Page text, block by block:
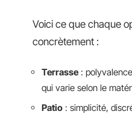
Voici ce que chaque
concrètement :
Terrasse :
qui varie selon le
Patio : simplicité,